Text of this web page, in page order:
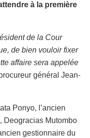
à la première
de la Cour
de bien vouloir fixer
affaire sera appelée
général Jean-
Ponyo, l’ancien
Deogracias Mutombo
gestionnaire du